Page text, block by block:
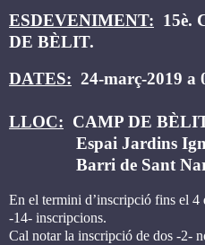
ESDEVENIMENT: 15è.
DE BÈLIT.
DATES: 24-març-2019 a
LLOC: CAMP DE
Espai Jardins
Barri de Sant
En el termini d’inscripció fins el 4
-14- inscripcions.
Cal notar la inscripció de dos -2-